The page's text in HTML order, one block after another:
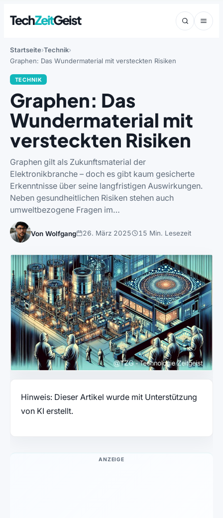
TechZeitGeist
Startseite Technik
Graphen: Das Wundermaterial mit versteckten Risiken
TECHNIK
Graphen: Das
Wundermaterial mit
versteckten Risiken
Graphen gilt als Zukunftsmaterial der
Elektronikbranche – doch es gibt kaum gesicherte
Erkenntnisse über seine langfristigen Auswirkungen.
Neben gesundheitlichen Risiken stehen auch
umweltbezogene Fragen im…
Von Wolfgang 26. März 2025 15 Min. Lesezeit
Hinweis: Dieser Artikel wurde mit Unterstützung
von KI erstellt.
ANZEIGE